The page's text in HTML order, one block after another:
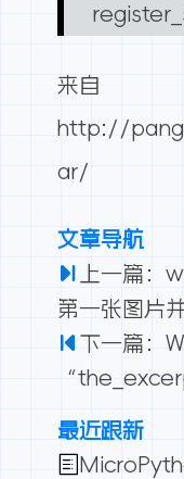
来自
http://
ar/
文章导航
上一篇：
第一张图片
下一篇：
最近跟新